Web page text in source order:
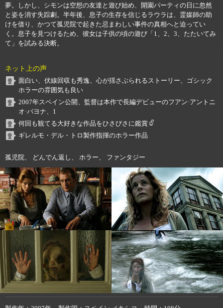
夢。しかし、シモンは空想の友達と遊び始め、開園パーティの日に忽然
と姿を消す失踪劇。半年後、息子の生存を信じるラウラは、霊媒師の助
けを借り、かつて孤児院で起きた忌まわしい事件の真相へと迫ってい
く。息子を見つけるため、彼女は子供の頃の遊び「1、2、3、たたいてみ
て」を試みる決断。
ネット上の声
面白い、伏線回収も秀逸、心が揺さぶられるストーリー、ゴシック
ホラーの雰囲気も良い
2007年スペイン公開、監督は本作で長編デビューのフアン·アントニ
オ·バヨナ、1
何回も観てる大好きな作品をひさびさに鑑賞☺️ᩚ
ギレルモ・デル・トロ製作指揮のホラー作品
孤児院、 どんでん返し、 ホラー、 ファンタジー